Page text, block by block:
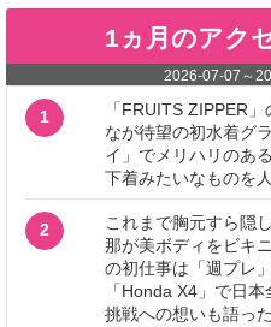
1ヵ月のアク
2026-07-07 ～
1
「FRUITS ZIPPER
なが待望の初水着グ
イ」でメリハリのあ
下着みたいなものを
2
これまで胸元すら隠
那が美ボディをビキ
の初仕事は「週プレ
「Honda X4」で日
挑戦への想いも語っ